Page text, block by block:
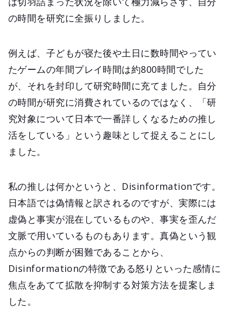
の時間を研究に全振りしました。
例えば、子どもが寝た後や土日に数時間やってい
たゲームの年間プレイ時間は約800時間でした
が、それを封印して研究時間に充てました。自分
の時間が研究に消費されているのではなく、「研
究対象について日本で一番詳しくなるための推し
活をしている」という趣味として捉えることにし
ました。
私の推しは何かというと、Disinformationです。
日本語では偽情報と訳されるのですが、実際には
虚偽と事実が混在しているものや、事実を歪んだ
文脈で用いているものもあります。真偽という観
点からの判断が困難であることから、
Disinformationの特徴である怒りといった感情に
焦点をあてて拡散を抑制する対策方法を提案しま
した。